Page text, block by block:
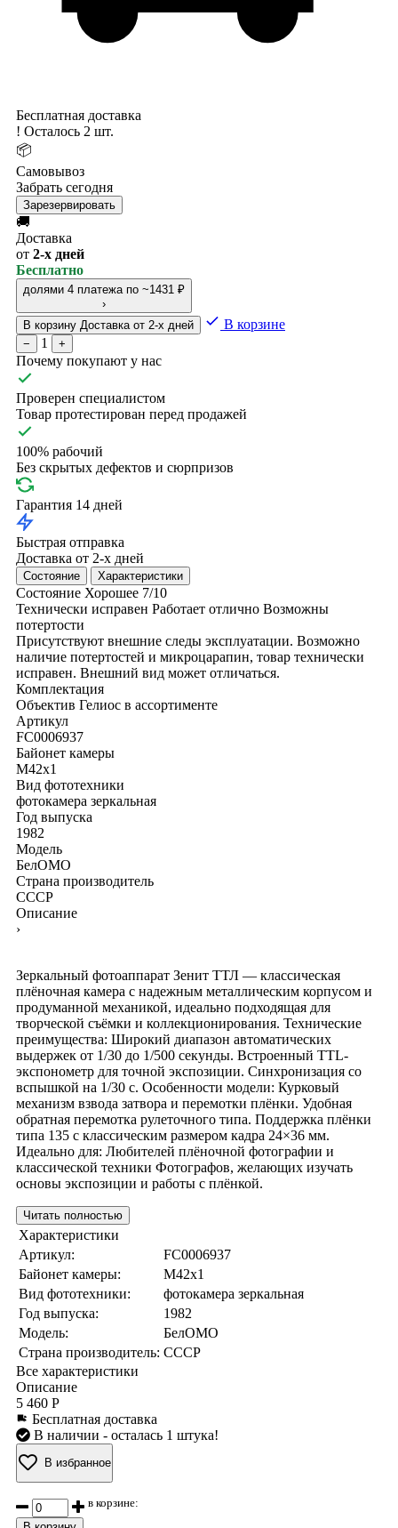
Бесплатная доставка
! Осталось 2 шт.
📦
Самовывоз
Забрать сегодня
Зарезервировать
🚚
Доставка
от 2-х дней
Бесплатно
долями 4 платежа по ~1431 ₽
›
В корзину Доставка от 2-х дней В корзине
− 1 +
Почему покупают у нас
Проверен специалистом
Товар протестирован перед продажей
100% рабочий
Без скрытых дефектов и сюрпризов
Гарантия 14 дней
Быстрая отправка
Доставка от 2-х дней
Состояние Характеристики
Состояние Хорошее 7/10
Технически исправен Работает отлично Возможны
потертости
Присутствуют внешние следы эксплуатации. Возможно
наличие потертостей и микроцарапин, товар технически
исправен. Внешний вид может отличаться.
Комплектация
Объектив Гелиос в ассортименте
Артикул
FC0006937
Байонет камеры
M42x1
Вид фототехники
фотокамера зеркальная
Год выпуска
1982
Модель
БелОМО
Страна производитель
СССР
Описание
›
Зеркальный фотоаппарат Зенит ТТЛ — классическая
плёночная камера с надежным металлическим корпусом и
продуманной механикой, идеально подходящая для
творческой съёмки и коллекционирования. Технические
преимущества: Широкий диапазон автоматических
выдержек от 1/30 до 1/500 секунды. Встроенный TTL-
экспонометр для точной экспозиции. Синхронизация со
вспышкой на 1/30 с. Особенности модели: Курковый
механизм взвода затвора и перемотки плёнки. Удобная
обратная перемотка рулеточного типа. Поддержка плёнки
типа 135 с классическим размером кадра 24×36 мм.
Идеально для: Любителей плёночной фотографии и
классической техники Фотографов, желающих изучать
основы экспозиции и работы с плёнкой.
Читать полностью
Характеристики
Артикул:
FC0006937
Байонет камеры:
M42x1
Вид фототехники:
фотокамера зеркальная
Год выпуска:
1982
Модель:
БелОМО
Страна производитель: СССР
Все характеристики
Описание
5 460 Р
Бесплатная доставка
В наличии - осталась 1 штука!
В избранное
в корзине: